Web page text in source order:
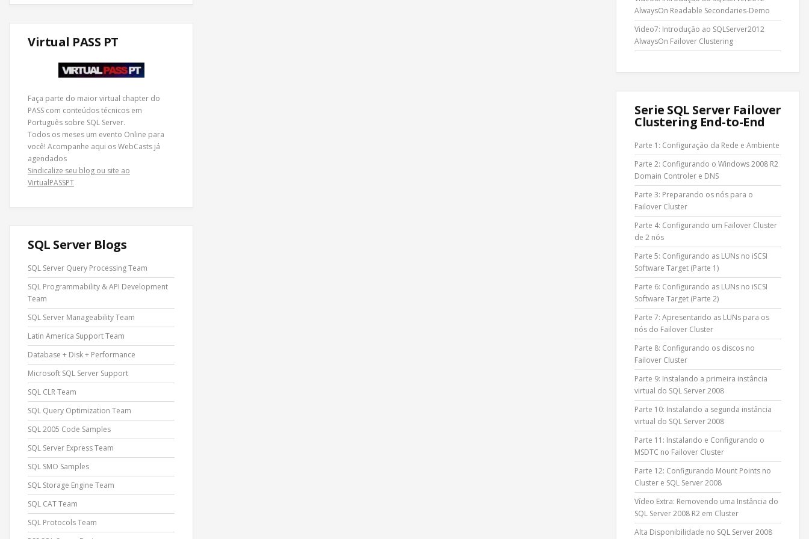
Virtual PASS PT
Faça parte do maior virtual chapter do
PASS com conteúdos técnicos em
Português sobre SQL Server.
Todos os meses um evento Online para
você! Acompanhe aqui os WebCasts já
agendados
Sindicalize seu blog ou site ao
VirtualPASSPT
SQL Server Blogs
SQL Server Query Processing Team
SQL Programmability & API Development
Team
SQL Server Manageability Team
Latin America Support Team
Database + Disk + Performance
Microsoft SQL Server Support
SQL CLR Team
SQL Query Optimization Team
SQL 2005 Code Samples
SQL Server Express Team
SQL SMO Samples
SQL Storage Engine Team
SQL CAT Team
SQL Protocols Team
AlwaysOn Readable Secondaries-Demo
Video7: Introdução ao SQLServer2012
AlwaysOn Failover Clustering
Serie SQL Server Failover
Clustering End-to-End
Parte 1: Configuração da Rede e Ambiente
Parte 2: Configurando o Windows 2008 R2
Domain Controler e DNS
Parte 3: Preparando os nós para o
Failover Cluster
Parte 4: Configurando um Failover Cluster
de 2 nós
Parte 5: Configurando as LUNs no iSCSI
Software Target (Parte 1)
Parte 6: Configurando as LUNs no iSCSI
Software Target (Parte 2)
Parte 7: Apresentando as LUNs para os
nós do Failover Cluster
Parte 8: Configurando os discos no
Failover Cluster
Parte 9: Instalando a primeira instância
virtual do SQL Server 2008
Parte 10: Instalando a segunda instância
virtual do SQL Server 2008
Parte 11: Instalando e Configurando o
MSDTC no Failover Cluster
Parte 12: Configurando Mount Points no
Cluster e SQL Server 2008
Vídeo Extra: Removendo uma Instância do
SQL Server 2008 R2 em Cluster
Alta Disponibilidade no SQL Server 2008